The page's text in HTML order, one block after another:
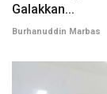
Galakkan...
Burhanuddin Marbas